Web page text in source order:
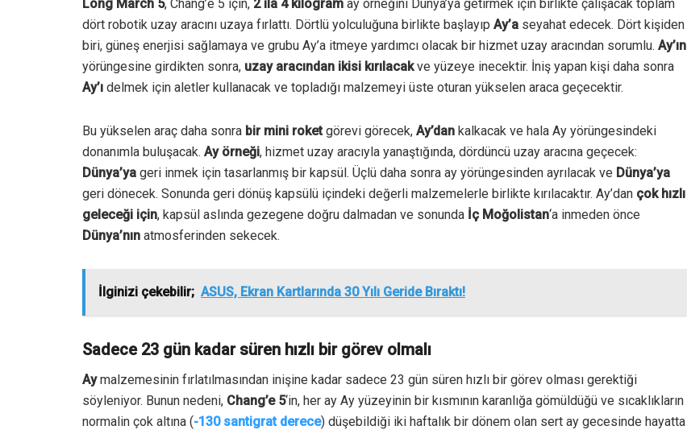
Long March 5, Chang’e 5 için, 2 ila 4 kilogram ay örneğini Dünya’ya getirmek için birlikte çalışacak toplam
dört robotik uzay aracını uzaya fırlattı. Dörtlü yolculuğuna birlikte başlayıp Ay’a seyahat edecek. Dört kişiden
biri, güneş enerjisi sağlamaya ve grubu Ay’a itmeye yardımcı olacak bir hizmet uzay aracından sorumlu. Ay’ın
yörüngesine girdikten sonra, uzay aracından ikisi kırılacakve yüzeye inecektir. İniş yapan kişi daha sonra
Ay’ı delmek için aletler kullanacak ve topladığı malzemeyi üste oturan yükselen araca geçecektir.
Bu yükselen araç daha sonra bir mini roketgörevi görecek, Ay’dan kalkacak ve hala Ay yörüngesindeki
donanımla buluşacak. Ay örneği, hizmet uzay aracıyla yanaştığında, dördüncü uzay aracına geçecek:
Dünya’ya geri inmek için tasarlanmış bir kapsül. Üçlü daha sonra ay yörüngesinden ayrılacak ve Dünya’ya
geri dönecek. Sonunda geri dönüş kapsülü içindeki değerli malzemelerle birlikte kırılacaktır. Ay’dan çok hızlı
geleceği için, kapsül aslında gezegene doğru dalmadan ve sonunda İç Moğolistan‘a inmeden önce
Dünya’nın atmosferinden sekecek.
İlginizi çekebilir; ASUS, Ekran Kartlarında 30 Yılı Geride Bıraktı!
Sadece 23 gün kadar süren hızlı bir görev olmalı
Aymalzemesinin fırlatılmasından inişine kadar sadece 23 gün süren hızlı bir görev olması gerektiği
söyleniyor. Bunun nedeni, Chang’e 5‘in, her ay Ay yüzeyinin bir kısmının karanlığa gömüldüğü ve sıcaklıkların
normalin çok altına (-130 santigrat derece) düşebildiği iki haftalık bir dönem olan sert ay gecesinde hayatta